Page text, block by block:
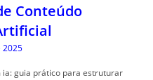
Conteúdo
2025
guia prático para estruturar